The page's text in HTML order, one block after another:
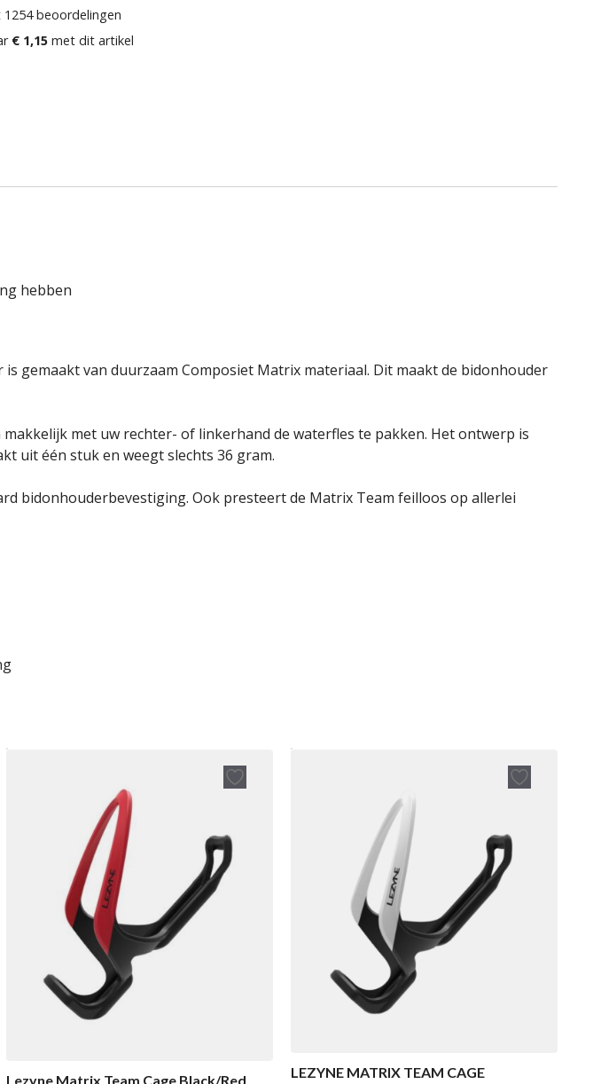
1254 beoordelingen
€ 1,15 met dit artikel
hebben
gemaakt van duurzaam Composiet Matrix materiaal. Dit maakt de bidonhouder
met uw rechter- of linkerhand de waterfles te pakken. Het ontwerp is
uit één stuk en weegt slechts 36 gram.
bidonhouderbevestiging. Ook presteert de Matrix Team feilloos op allerlei
Lezyne Matrix Team Cage Black/Red
LEZYNE MATRIX TEAM CAGE